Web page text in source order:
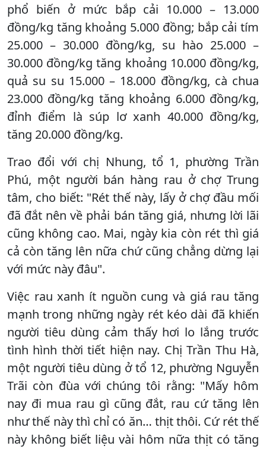
phổ biến ở mức bắp cải 10.000 – 13.000
đồng/kg tăng khoảng 5.000 đồng; bắp cải tím
25.000 – 30.000 đồng/kg, su hào 25.000 –
30.000 đồng/kg tăng khoảng 10.000 đồng/kg,
quả su su 15.000 – 18.000 đồng/kg, cà chua
23.000 đồng/kg tăng khoảng 6.000 đồng/kg,
đỉnh điểm là súp lơ xanh 40.000 đồng/kg,
tăng 20.000 đồng/kg.
Trao đổi với chị Nhung, tổ 1, phường Trần
Phú, một người bán hàng rau ở chợ Trung
tâm, cho biết: "Rét thế này, lấy ở chợ đầu mối
đã đắt nên về phải bán tăng giá, nhưng lời lãi
cũng không cao. Mai, ngày kia còn rét thì giá
cả còn tăng lên nữa chứ cũng chẳng dừng lại
với mức này đâu".
Việc rau xanh ít nguồn cung và giá rau tăng
mạnh trong những ngày rét kéo dài đã khiến
người tiêu dùng cảm thấy hơi lo lắng trước
tình hình thời tiết hiện nay. Chị Trần Thu Hà,
một người tiêu dùng ở tổ 12, phường Nguyễn
Trãi còn đùa với chúng tôi rằng: "Mấy hôm
nay đi mua rau gì cũng đắt, rau cứ tăng lên
như thế này thì chỉ có ăn… thịt thôi. Cứ rét thế
này không biết liệu vài hôm nữa thịt có tăng